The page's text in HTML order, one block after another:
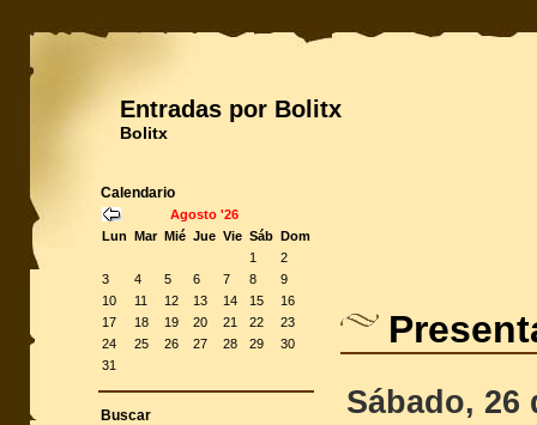
Entradas por Bolitx
Bolitx
Calendario
Agosto '26
Lun Mar Mié Jue Vie Sáb Dom
1
2
3
4 5 6 7 8
9
10
11 12 13 14 15
16
17
18 19 20 21 22
23
24
25 26 27 28 29
30
31
Buscar
Sábado, 26